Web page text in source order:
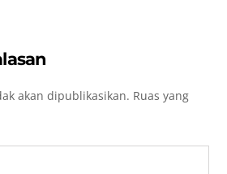
akan dipublikasikan. Ruas yang